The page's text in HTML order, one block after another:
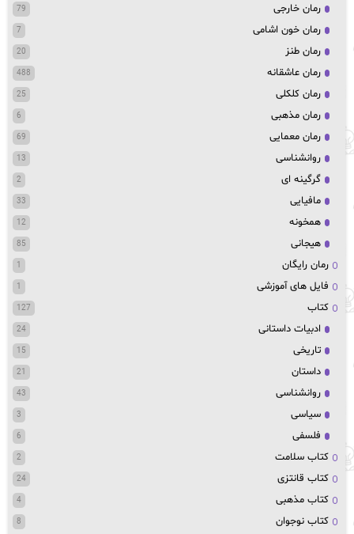
رمان خارجی 79
رمان خون اشامی 7
رمان طنز 20
رمان عاشقانه 488
رمان کلکلی 25
رمان مذهبی 6
رمان معمایی 69
روانشناسی 13
گرگینه ای 2
مافیایی 33
همخونه 12
هیجانی 85
رمان رایگان 1
فایل های آموزشی 1
کتاب 127
ادبیات داستانی 24
تاریخی 15
داستان 21
روانشناسی 43
سیاسی 3
فلسفی 6
کتاب سلامت 2
کتاب قانتزی 24
کتاب مذهبی 4
کتاب نوجوان 8